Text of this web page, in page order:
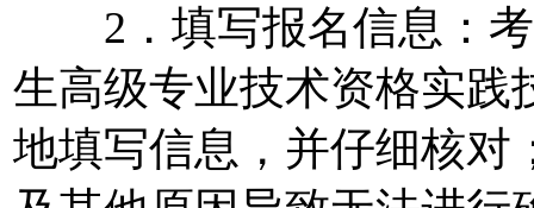
2．填写报名信息：考
生高级专业技术资格实践
地填写信息，并仔细核对